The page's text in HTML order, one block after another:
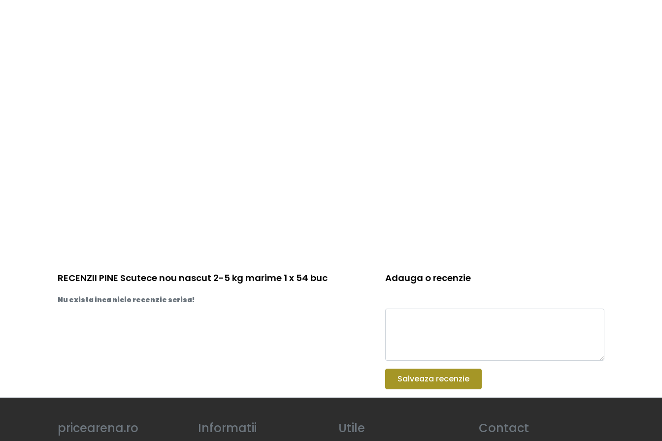
RECENZII PINE Scutece nou nascut 2-5 kg marime 1 x 54 buc
Nu exista inca nicio recenzie scrisa!
Adauga o recenzie
Salveaza recenzie
pricearena.ro Informatii Utile Contact